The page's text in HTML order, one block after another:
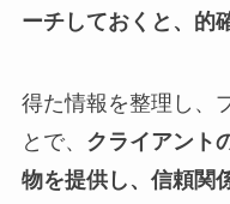
ーチしておくと、的
得た情報を整理し、
とで、 クライアント
物を提供し、信頼関